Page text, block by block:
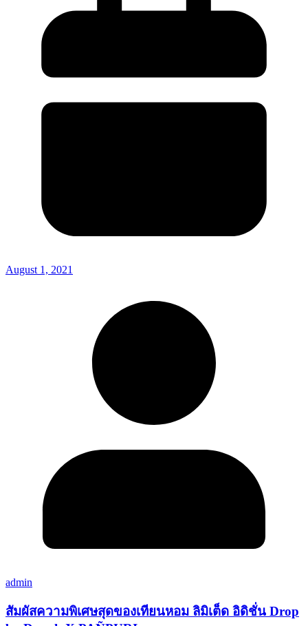
August 1, 2021
admin
สัมผัสความพิเศษสุดของเทียนหอม ลิมิเต็ด อิดิชั่น Drop